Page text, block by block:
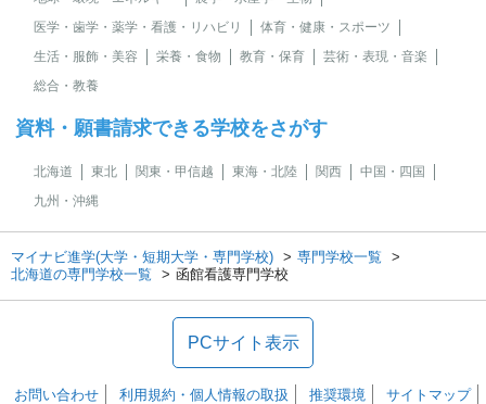
医学・歯学・薬学・看護・リハビリ
体育・健康・スポーツ
生活・服飾・美容
栄養・食物 教育・保育
芸術・表現・音楽
総合・教養
資料・願書請求できる学校をさがす
北海道 東北 関東・甲信越 東海・北陸 関西
中国・四国
九州・沖縄
マイナビ進学(大学・短期大学・専門学校)
専門学校一覧
北海道の専門学校一覧
函館看護専門学校
PCサイト表示
お問い合わせ 利用規約・個人情報の取扱 推奨環境 サイトマップ